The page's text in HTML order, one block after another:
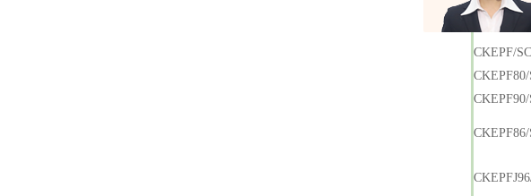
CKEPJ95/
CKEPF/SC
CKEPF80/
CKEPF90/
CKEPF86/